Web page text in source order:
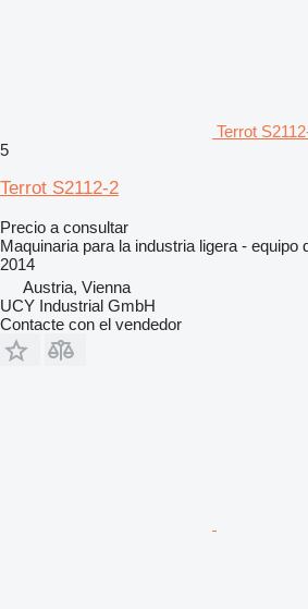
Terrot
5
Terrot S2112-2
Precio a consultar
Maquinaria para la industria ligera - equipo
2014
Austria, Vienna
UCY Industrial GmbH
Contacte con el vendedor